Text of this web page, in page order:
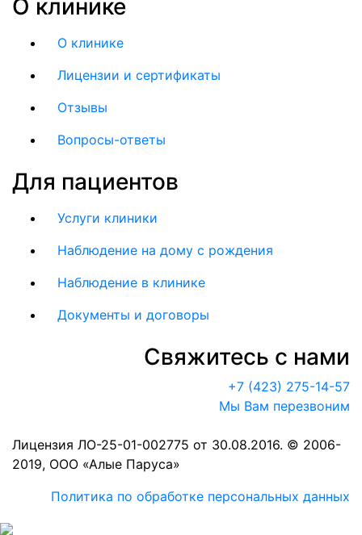
О клинике
О клинике
Лицензии и сертификаты
Отзывы
Вопросы-ответы
Для пациентов
Услуги клиники
Наблюдение на дому с рождения
Наблюдение в клинике
Документы и договоры
Свяжитесь с нами
+7 (423) 275-14-57
Мы Вам перезвоним
Лицензия ЛО-25-01-002775 от 30.08.2016. © 2006-
2019, ООО «Алые Паруса»
Политика по обработке персональных данных